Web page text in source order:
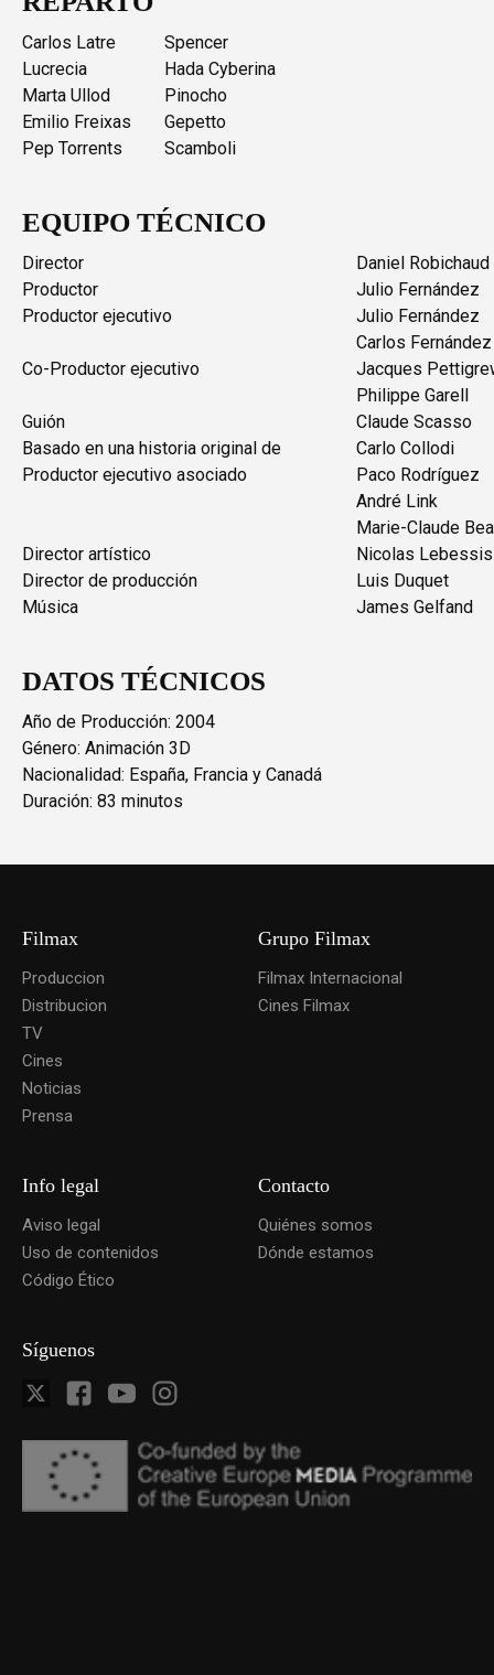
Carlos Latre
Spencer
Lucrecia
Hada Cyberina
Marta Ullod
Pinocho
Emilio Freixas
Gepetto
Pep Torrents
Scamboli
EQUIPO TÉCNICO
Director
Daniel Robichaud
Productor
Julio Fernández
Productor ejecutivo
Julio Fernández
Carlos Fernández
Co-Productor ejecutivo
Jacques
Philippe Garell
Guión
Claude Scasso
Basado en una historia original de
Carlo Collodi
Productor ejecutivo asociado
Paco Rodríguez
André Link
Marie-Claude
Director artístico
Nicolas Lebessis
Director de producción
Luis Duquet
Música
James Gelfand
DATOS TÉCNICOS
Año de Producción: 2004
Género: Animación 3D
Nacionalidad: España, Francia y Canadá
Duración: 83 minutos
Filmax
Produccion
Distribucion
TV
Cines
Noticias
Prensa
Grupo Filmax
Filmax Internacional
Cines Filmax
Info legal
Aviso legal
Uso de contenidos
Código Ético
Contacto
Quiénes somos
Dónde estamos
Síguenos